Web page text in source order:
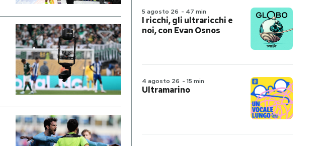
5 agosto 26 - 47 min
I ricchi, gli ultraricchi e
noi, con Evan Osnos
4 agosto 26 - 15 min
Ultramarino